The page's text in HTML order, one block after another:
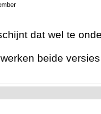
dat wel te
beide